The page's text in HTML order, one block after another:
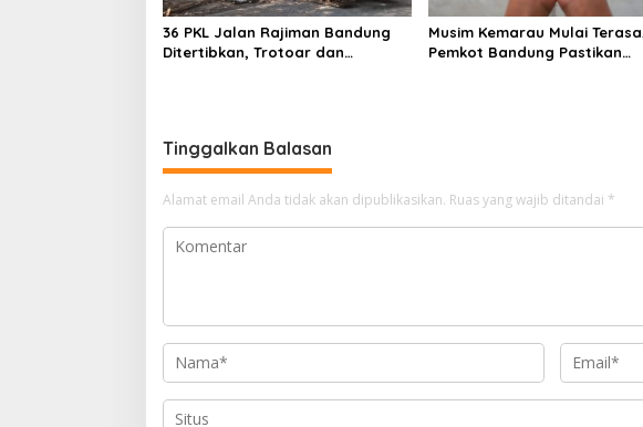
36 PKL Jalan Rajiman Bandung
Ditertibkan, Trotoar dan
Musim Kemarau Mulai
Pemkot Bandung Pastikan
Tinggalkan Balasan
Alamat email Anda tidak akan dipublikasikan. Ruas yang wajib ditandai *